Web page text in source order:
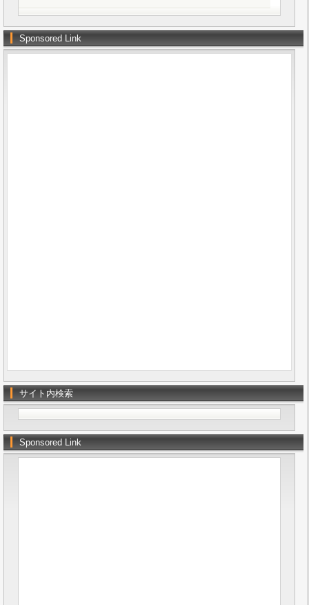
Sponsored Link
サイト内検索
Sponsored Link